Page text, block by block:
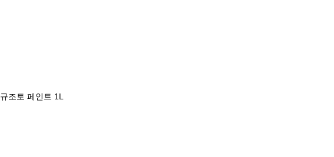
규조토 페인트 1L